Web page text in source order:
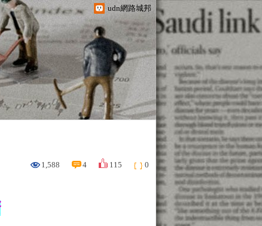
udn網路城邦
1,588 4 115 0